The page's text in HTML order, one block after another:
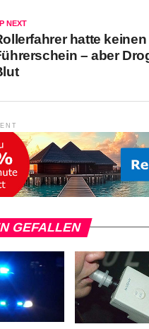
NEXT
hatte keinen
– aber
GEFALLEN